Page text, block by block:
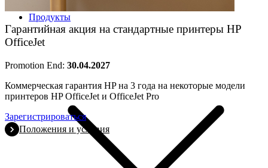
Продукты
Гарантийная акция на стандартные принтеры HP
OfficeJet
Promotion End: 30.04.2027
Коммерческая гарантия HP на 3 года на некоторые модели
принтеров HP OfficeJet и OfficeJet Pro
Зарегистрироваться
Положения и условия